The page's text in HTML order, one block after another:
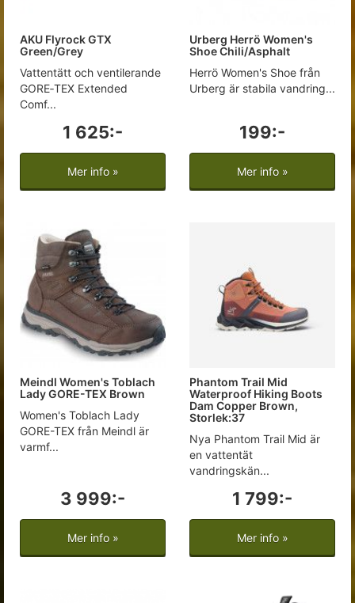
AKU Flyrock GTX
Green/Grey
Vattentätt och ventilerande
GORE‑TEX Extended
Comf...
1 625:-
Mer info »
Urberg Herrö Women's
Shoe Chili/Asphalt
Herrö Women's Shoe från
Urberg är stabila vandring...
199:-
Mer info »
Meindl Women's Toblach
Lady GORE-TEX Brown
Women's Toblach Lady
GORE-TEX från Meindl är
varmf...
3 999:-
Mer info »
Phantom Trail Mid
Waterproof Hiking Boots
Dam Copper Brown,
Storlek:37
Nya Phantom Trail Mid är
en vattentät
vandringskän...
1 799:-
Mer info »